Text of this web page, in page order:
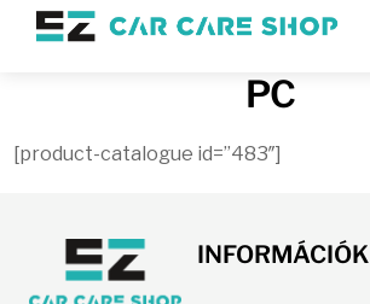
Skip
PC
[product-catalogue id=”483″]
INFORMÁCIÓK